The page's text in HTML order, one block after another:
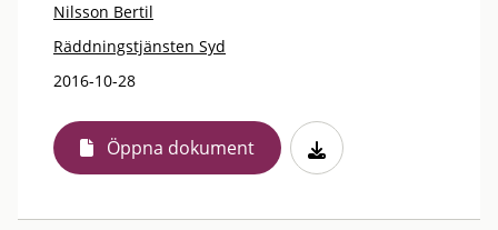
Nilsson Bertil
Räddningstjänsten Syd
2016-10-28
Öppna dokument